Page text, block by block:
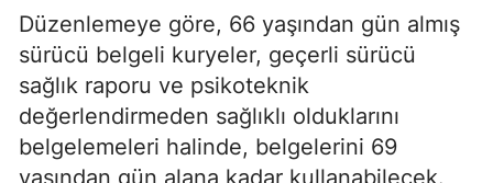
Düzenlemeye göre, 66 yaşından gün almış
sürücü belgeli kuryeler, geçerli sürücü
sağlık raporu ve psikoteknik
değerlendirmeden sağlıklı olduklarını
belgelemeleri halinde, belgelerini 69
yaşından gün alana kadar kullanabilecek.